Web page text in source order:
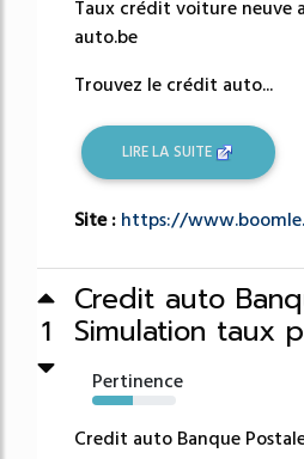
Taux crédit voiture neuve
auto.be
Trouvez le crédit auto...
LIRE LA SUITE
Site : https://
1
Credit auto
Simulation taux
Pertinence
48%
Credit auto Banque